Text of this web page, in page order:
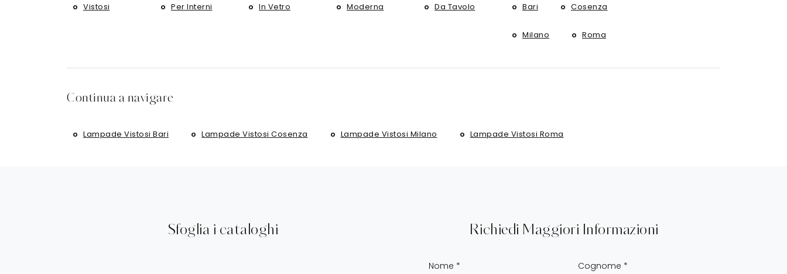
Vistosi Per Interni In Vetro Moderna Da Tavolo Bari Cosenza
Milano Roma
Continua a navigare
Lampade Vistosi Bari Lampade Vistosi Cosenza Lampade Vistosi Milano Lampade Vistosi Roma
Sfoglia i cataloghi Richiedi Maggiori Informazioni